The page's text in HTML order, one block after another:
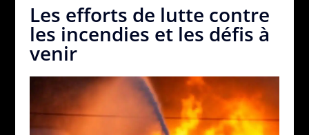
Les efforts de lutte contre
les incendies et les défis à
venir